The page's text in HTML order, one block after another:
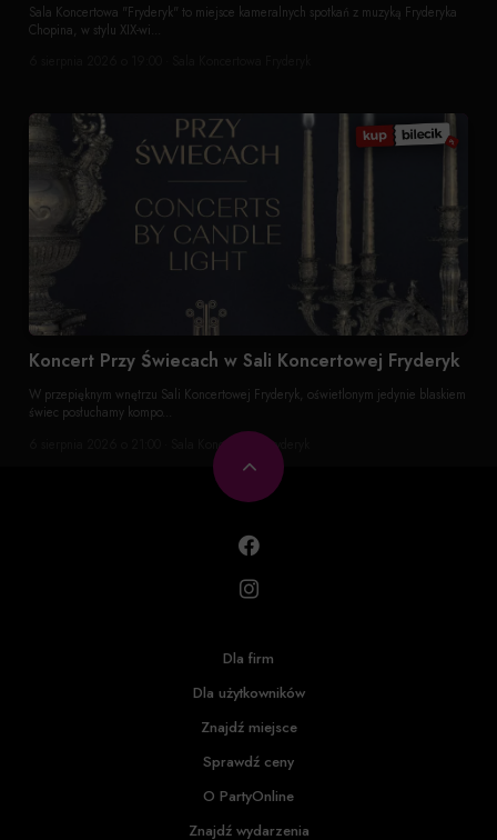
Sala Koncertowa "Fryderyk" to miejsce kameralnych spotkań z muzyką Fryderyka
Chopina, w stylu XIX-wi...
Koncert Przy Świecach w Sali Koncertowej Fryderyk
W przepięknym wnętrzu Sali Koncertowej Fryderyk, oświetlonym jedynie blaskiem
świec posłuchamy kompo...
6 sierpnia 2026 o 21:00 · Sala Koncertowa Fryderyk
Dla firm
Dla użytkowników
Znajdź miejsce
Sprawdź ceny
O PartyOnline
Znajdź wydarzenia